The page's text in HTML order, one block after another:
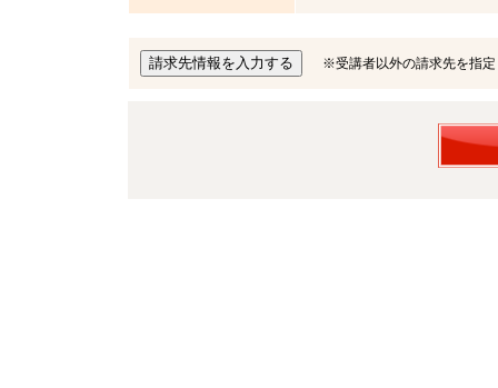
※受講者以外の請求先を指定